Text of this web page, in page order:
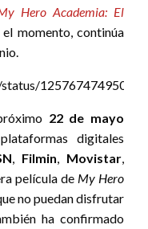
Hero Academia: El
momento, continúa
22 de mayo
digitales
, Filmin, Movistar,
película de My Hero
no puedan disfrutar
ha confirmado